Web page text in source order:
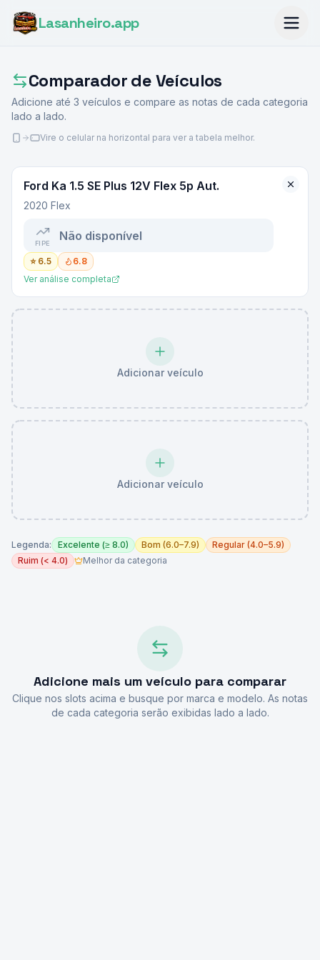
Lasanheiro.app
Comparador de Veículos
Adicione até 3 veículos e compare as notas de cada categoria
lado a lado.
Vire o celular na horizontal para ver a tabela melhor.
Ford Ka 1.5 SE Plus 12V Flex 5p Aut.
2020 Flex
FIPE
Não disponível
⭐ 6.5
6.8
Ver análise completa
Adicionar veículo
Adicionar veículo
Legenda: Excelente (≥ 8.0) Bom (6.0–7.9)
Regular (4.0–5.9)
Ruim (< 4.0)
Melhor da categoria
Adicione mais um veículo para comparar
Clique nos slots acima e busque por marca e modelo. As notas
de cada categoria serão exibidas lado a lado.